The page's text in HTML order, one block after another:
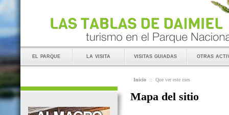
el parque la visita visitas guiadas otras
Inicio :: Que ver este mes
Mapa del sitio